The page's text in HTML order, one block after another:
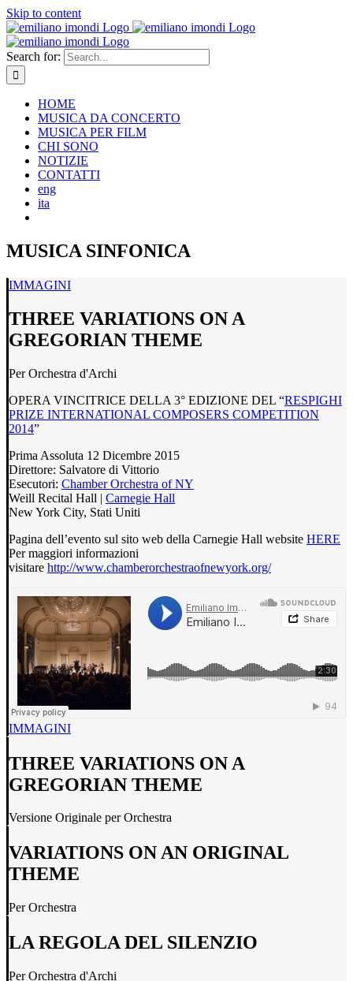
Skip to content
Search for:
HOME
MUSICA DA CONCERTO
MUSICA PER FILM
CHI SONO
NOTIZIE
CONTATTI
eng
ita
MUSICA SINFONICA
IMMAGINI
THREE VARIATIONS ON A
GREGORIAN THEME
Per Orchestra d'Archi
OPERA VINCITRICE DELLA 3° EDIZIONE DEL “RESPIGHI
PRIZE INTERNATIONAL COMPOSERS COMPETITION
2014”
Prima Assoluta 12 Dicembre 2015
Direttore: Salvatore di Vittorio
Esecutori: Chamber Orchestra of NY
Weill Recital Hall | Carnegie Hall
New York City, Stati Uniti
Pagina dell’evento sul sito web della Carnegie Hall website HERE
Per maggiori informazioni
visitare http://www.chamberorchestraofnewyork.org/
IMMAGINI
THREE VARIATIONS ON A
GREGORIAN THEME
Versione Originale per Orchestra
VARIATIONS ON AN ORIGINAL
THEME
Per Orchestra
LA REGOLA DEL SILENZIO
Per Orchestra d'Archi